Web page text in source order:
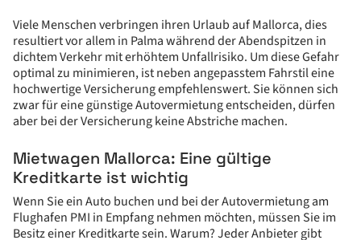
Viele Menschen verbringen ihren Urlaub auf Mallorca, dies
resultiert vor allem in Palma während der Abendspitzen in
dichtem Verkehr mit erhöhtem Unfallrisiko. Um diese Gefahr
optimal zu minimieren, ist neben angepasstem Fahrstil eine
hochwertige Versicherung empfehlenswert. Sie können sich
zwar für eine günstige Autovermietung entscheiden, dürfen
aber bei der Versicherung keine Abstriche machen.
Mietwagen Mallorca: Eine gültige
Kreditkarte ist wichtig
Wenn Sie ein Auto buchen und bei der Autovermietung am
Flughafen PMI in Empfang nehmen möchten, müssen Sie im
Besitz einer Kreditkarte sein. Warum? Jeder Anbieter gibt